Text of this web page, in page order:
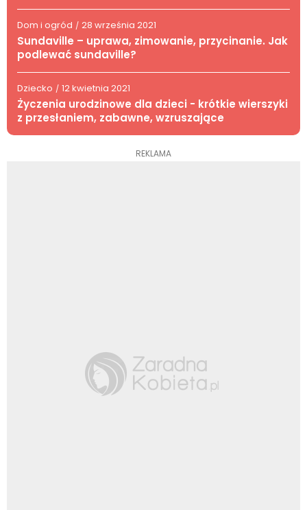
Dom i ogród / 28 września 2021
Sundaville – uprawa, zimowanie, przycinanie. Jak
podlewać sundaville?
Dziecko / 12 kwietnia 2021
Życzenia urodzinowe dla dzieci - krótkie wierszyki
z przesłaniem, zabawne, wzruszające
REKLAMA